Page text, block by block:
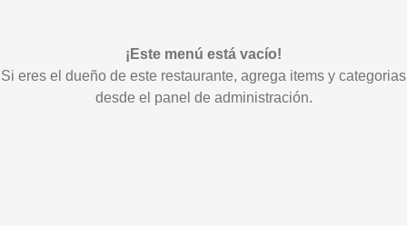
¡Este menú está vacío!
Si eres el dueño de este restaurante, agrega items y categorias
desde el panel de administración.